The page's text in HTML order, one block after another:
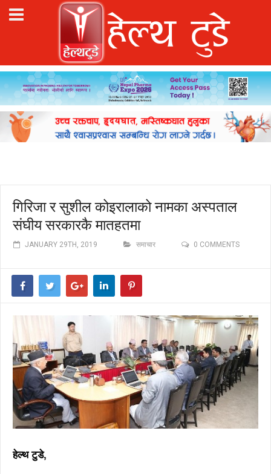
गिरिजा र सुशील कोइरालाको नामका अस्पताल
संघीय सरकारकै मातहतमा
JANUARY 29TH, 2019 समाचार 0 COMMENTS
हेल्थ टुडे,